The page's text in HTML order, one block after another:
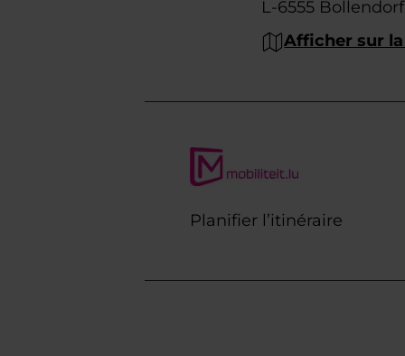
L-6555
Afficher sur
Planifier l’itinéraire